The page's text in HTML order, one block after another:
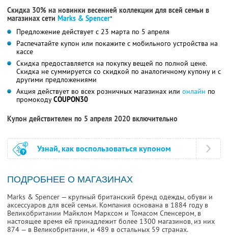
Скидка 30% на новинки весенней коллекции для всей семьи в
магазинах сети Marks & Spencer*
Предложение действует с 23 марта по 5 апреля
Распечатайте купон или покажите с мобильного устройства на
кассе
Скидка предоставляется на покупку вещей по полной цене.
Скидка не суммируется со скидкой по аналогичному купону и с
другими предложениями
Акция действует во всех розничных магазинах или онлайн по
промокодуCOUPON30
Купон действителен по 5 апреля 2020 включительно
Узнай, как воспользоваться купоном
ПОДРОБНЕЕ О МАГАЗИНАХ
Marks & Spencer — крупный британский бренд одежды, обуви и
аксессуаров для всей семьи. Компания основана в 1884 году в
Великобритании Майклом Марксом и Томасом Спенсером, в
настоящее время ей принадлежит более 1300 магазинов, из них
874 — в Великобритании, и 489 в остальных 59 странах.